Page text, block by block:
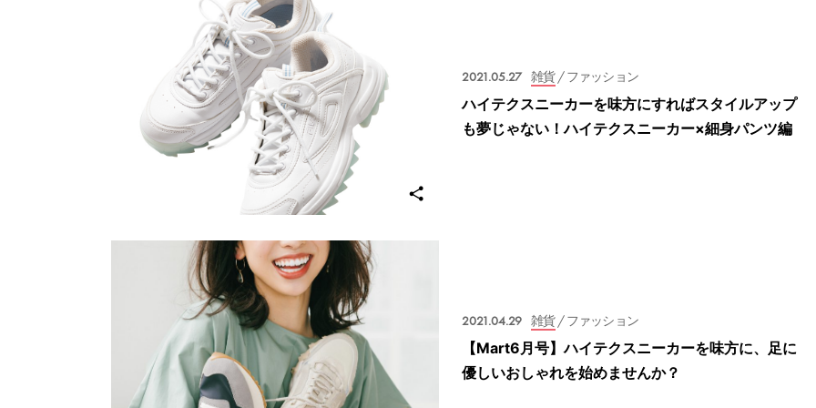
2021.05.27 雑貨/ ファッション
ハイテクスニーカーを味方にすればスタイルアップ
も夢じゃない！ハイテクスニーカー×細身パンツ編
2021.04.29 雑貨/ ファッション
【Mart6月号】ハイテクスニーカーを味方に、足に
優しいおしゃれを始めませんか？